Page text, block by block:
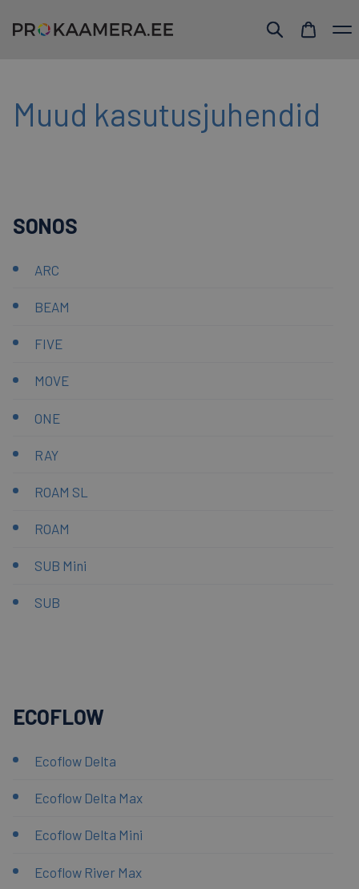
Muud kasutusjuhendid
SONOS
ARC
BEAM
FIVE
MOVE
ONE
RAY
ROAM SL
ROAM
SUB Mini
SUB
ECOFLOW
Ecoflow Delta
Ecoflow Delta Max
Ecoflow Delta Mini
Ecoflow River Max